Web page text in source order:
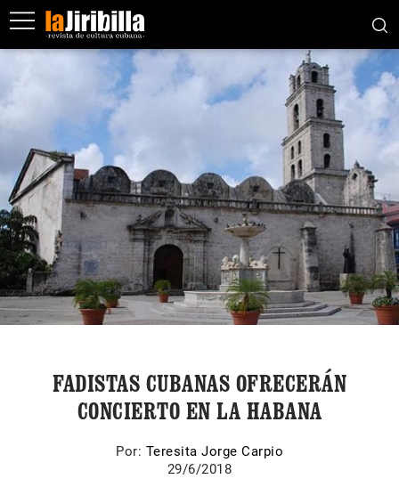
FADISTAS CUBANAS OFRECERÁN
CONCIERTO EN LA HABANA
Por: Teresita Jorge Carpio
29/6/2018